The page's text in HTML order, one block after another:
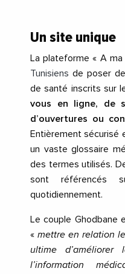
Un site unique
La plateforme « A
Tunisiens de poser
de santé inscrits sur
vous en ligne, de
d’ouvertures ou
Entièrement sécurisé
un vaste glossaire
des termes utilisés.
sont référencés
quotidiennement.
Le couple Ghodbane
« mettre en relation
ultime d’améliorer
l’information